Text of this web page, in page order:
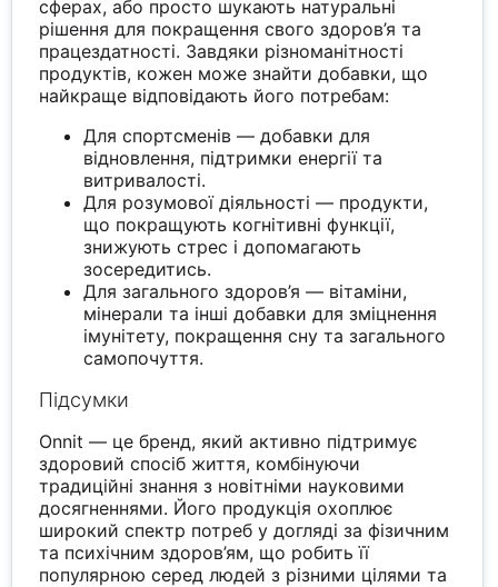
сферах, або просто шукають натуральні
рішення для покращення свого здоров’я та
працездатності. Завдяки різноманітності
продуктів, кожен може знайти добавки, що
найкраще відповідають його потребам:
Для спортсменів — добавки для
відновлення, підтримки енергії та
витривалості.
Для розумової діяльності — продукти,
що покращують когнітивні функції,
знижують стрес і допомагають
зосередитись.
Для загального здоров’я — вітаміни,
мінерали та інші добавки для зміцнення
імунітету, покращення сну та загального
самопочуття.
Підсумки
Onnit — це бренд, який активно підтримує
здоровий спосіб життя, комбінуючи
традиційні знання з новітніми науковими
досягненнями. Його продукція охоплює
широкий спектр потреб у догляді за фізичним
та психічним здоров’ям, що робить її
популярною серед людей з різними цілями та